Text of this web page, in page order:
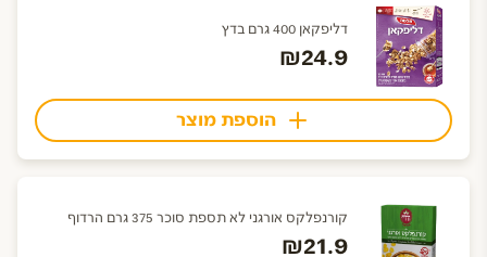
דליפקאן 400 גרם בדץ
₪24.9
הוספת מוצר
קורנפלקס אורגני לא תספת סוכר 375 גרם הרדוף
₪21.9